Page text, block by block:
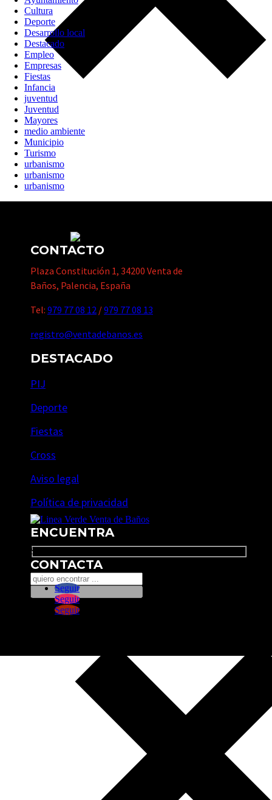
Cultura
Deporte
Desarrollo local
Destacado
Empleo
Empresas
Fiestas
Infancia
juventud
Juventud
Mayores
medio ambiente
Municipio
Turismo
urbanismo
urbanismo
urbanismo
CONTACTO
Plaza Constitución 1, 34200 Venta de
Baños, Palencia, España
Tel: 979 77 08 12 /979 77 08 13
registro@ventadebanos.es
DESTACADO
PIJ
Deporte
Fiestas
Cross
Aviso legal
Política de privacidad
ENCUENTRA
Search
CONTACTA
Seguir
Seguir
Seguir